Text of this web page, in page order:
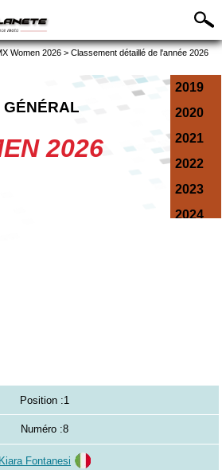
Women 2026 > Classement détaillé de l'année 2026
2019
2020
2021
2022
2023
2024
2026
Position :1
Numéro :8
Kiara Fontanesi